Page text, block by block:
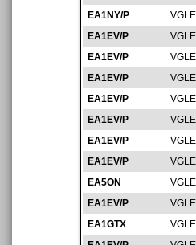
EA1NY/P
EA1EV/P
EA1EV/P
EA1EV/P
EA1EV/P
EA1EV/P
EA1EV/P
EA1EV/P
EA5ON
EA1EV/P
EA1GTX